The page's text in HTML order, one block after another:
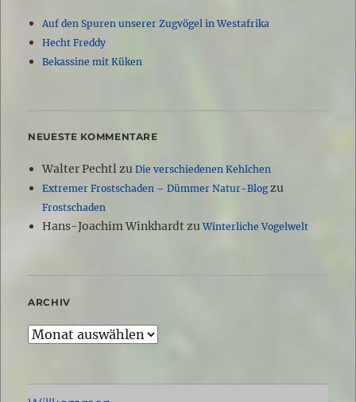
Auf den Spuren unserer Zugvögel in Westafrika
Hecht Freddy
Bekassine mit Küken
NEUESTE KOMMENTARE
Walter Pechtlzu Die verschiedenen Kehlchen
Extremer Frostschaden – Dümmer Natur-Blogzu
Frostschaden
Hans-Joachim WinkhardtzuWinterliche Vogelwelt
ARCHIV
Archiv